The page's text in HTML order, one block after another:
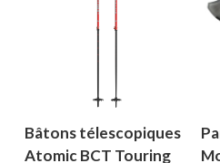
Bâtons télescopiques
Atomic BCT Touring